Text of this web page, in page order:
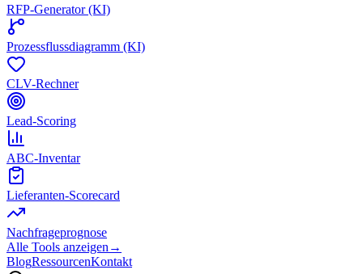
RFP-Generator (KI)
Prozessflussdiagramm (KI)
CLV-Rechner
Lead-Scoring
ABC-Inventar
Lieferanten-Scorecard
Nachfrageprognose
Alle Tools anzeigen →
BlogRessourcenKontakt